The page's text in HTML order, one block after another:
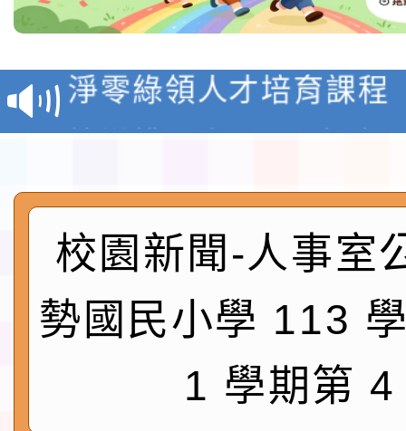
教育部校安中心白海豚
報
淨零綠領人才培育課程
檢送桃園市115學年度
實施要點各1份
115年食農教育專業人
程
函轉國家通訊傳播委員
鎮韌性（防空）演習－
速演練執行計畫」
「115年金融知識線上
法」
本校115學年度第1學
第3次招考代課鐘點教
檢送「桃園市115學年
校園新聞-人事室
勢國民小學 113
1 學期第 4